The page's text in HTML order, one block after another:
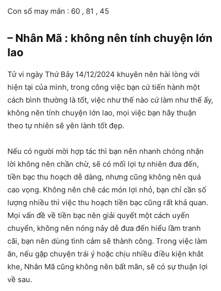
Con số may mắn : 60 , 81 , 45
– Nhân Mã : không nên tính chuyện lớn
lao
Tử vi ngày Thứ Bảy 14/12/2024 khuyên nên hài lòng với
hiện tại của mình, trong công việc bạn cứ tiến hành một
cách bình thường là tốt, việc như thế nào cứ làm như thế ấy,
không nên tính chuyện lớn lao, mọi việc bạn hãy thuận
theo tự nhiên sẽ yên lành tốt đẹp.
Nếu có người mời hợp tác thì bạn nên nhanh chóng nhận
lời không nên chần chừ, sẽ có mối lợi tự nhiên đưa đến,
tiền bạc thu hoạch dễ dàng, nhưng cũng không nên quá
cao vọng. Không nên chê các món lợi nhỏ, bạn chỉ cần số
lượng nhiều thì việc thu hoạch tiền bạc cũng rất khả quan.
Mọi vấn đề về tiền bạc nên giải quyết một cách uyển
chuyển, không nên nóng nảy dễ đưa đến hiểu lầm tranh
cãi, bạn nên dùng tình cảm sẽ thành công. Trong việc làm
ăn, nếu gặp chuyện trái ý hoặc chịu nhiều điều kiện khắt
khe, Nhân Mã cũng không nên bất mãn, sẽ có sự thuận lợi
về sau.